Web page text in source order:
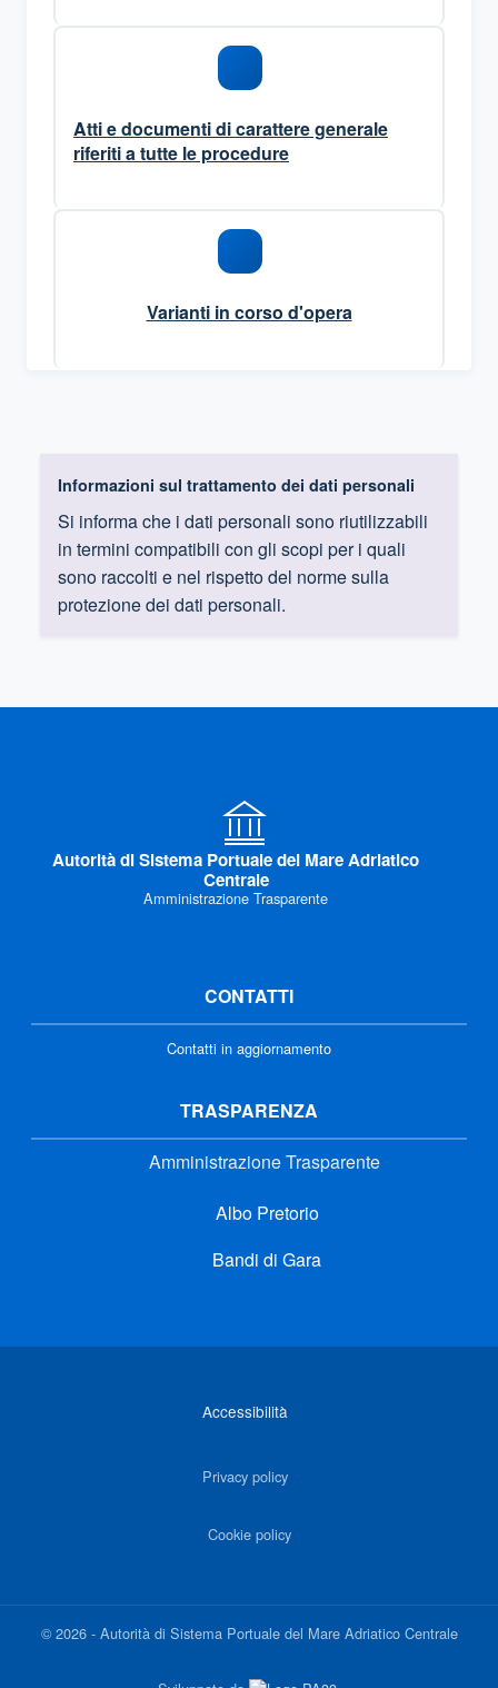
Atti e documenti di carattere generale
riferiti a tutte le procedure
Varianti in corso d'opera
Informazioni sul trattamento dei dati personali
Si informa che i dati personali sono riutilizzabili
in termini compatibili con gli scopi per i quali
sono raccolti e nel rispetto del norme sulla
protezione dei dati personali.
Autorità di Sistema Portuale del Mare Adriatico
Centrale
Amministrazione Trasparente
CONTATTI
Contatti in aggiornamento
TRASPARENZA
Amministrazione Trasparente
Albo Pretorio
Bandi di Gara
Accessibilità
Privacy policy
Cookie policy
©2026- Autorità di Sistema Portuale del Mare Adriatico Centrale